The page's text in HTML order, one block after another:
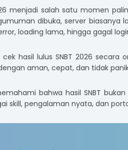
menjadi salah satu momen
dibuka, server biasanya
loading lama, hingga gagal
hasil lulus SNBT 2026
aman, cepat, dan tidak
bahwa hasil SNBT
skill, pengalaman nyata, dan